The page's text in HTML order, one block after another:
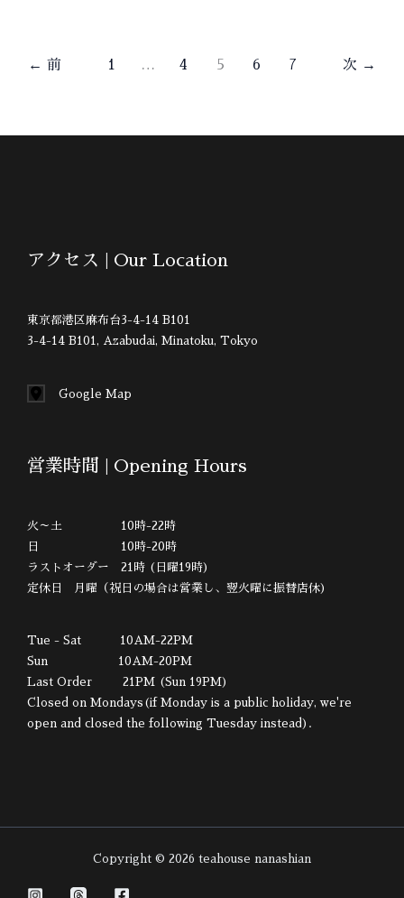
ギ
フ
が
← 前 1 … 4 5 6 7 次 →
アクセス | Our Location
東京都港区麻布台3-4-14 B101
3-4-14 B101, Azabudai, Minatoku, Tokyo
Google Map
営業時間 | Opening Hours
火～土 10時-22時
日 10時-20時
ラストオーダー 21時 (日曜19時)
定休日 月曜（祝日の場合は営業し、翌火曜に振替店休)
Tue - Sat 10AM-22PM
Sun 10AM-20PM
Last Order 21PM (Sun 19PM)
Closed on Mondays(if Monday is a public holiday, we're
open and closed the following Tuesday instead).
Copyright © 2026 teahouse nanashian